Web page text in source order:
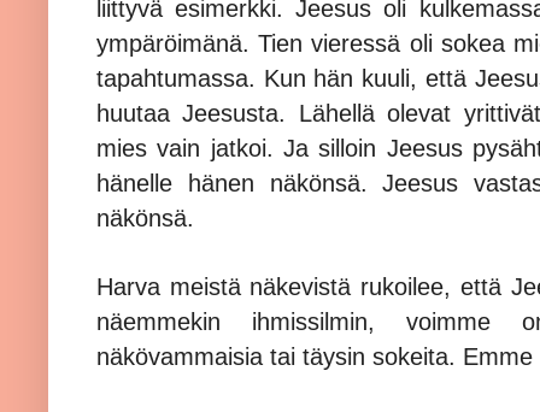
liittyvä esimerkki. Jeesus oli
ympäröimänä. Tien vieressä oli sokea
tapahtumassa. Kun hän kuuli, että
huutaa Jeesusta. Lähellä olevat
mies vain jatkoi. Ja silloin Jeesus
hänelle hänen näkönsä. Jeesus
näkönsä.
Harva meistä näkevistä rukoilee, että
näemmekin ihmissilmin, voimme
näkövammaisia tai täysin sokeita.